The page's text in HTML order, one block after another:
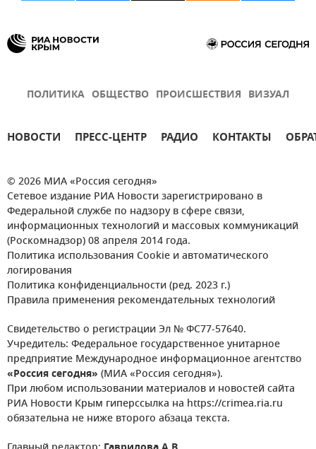
ПОЛИТИКА ОБЩЕСТВО ПРОИСШЕСТВИЯ ВИЗУАЛ
НОВОСТИ ПРЕСС-ЦЕНТР РАДИО КОНТАКТЫ
© 2026 МИА «Россия сегодня»
Сетевое издание РИА Новости зарегистрировано в
Федеральной службе по надзору в сфере связи,
информационных технологий и массовых коммуникаций
(Роскомнадзор) 08 апреля 2014 года.
Политика использования Cookie и автоматического
логирования
Политика конфиденциальности (ред. 2023 г.)
Правила применения рекомендательных технологий
Свидетельство о регистрации Эл № ФС77-57640.
Учредитель: Федеральное государственное унитарное
предприятие Международное информационное агентство
«Россия сегодня» (МИА «Россия сегодня»).
При любом использовании материалов и новостей сайта
РИА Новости Крым гиперссылка на https://crimea.ria.ru
обязательна не ниже второго абзаца текста.